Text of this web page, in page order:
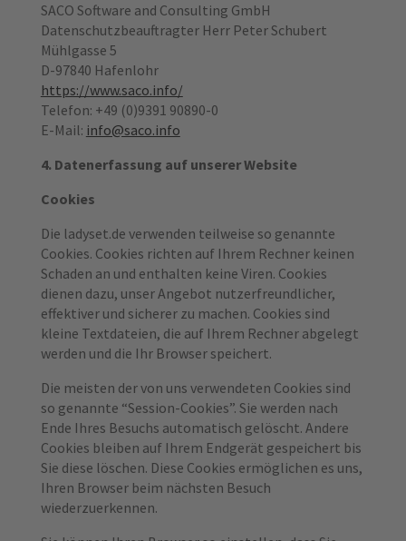
SACO Software and Consulting GmbH
Datenschutzbeauftragter Herr Peter Schubert
Mühlgasse 5
D-97840 Hafenlohr
​​​​​​​https://www.saco.info/
Telefon: +49 (0)9391 90890-0
E-Mail: info@saco.info
4. Datenerfassung auf unserer Website
Cookies
Die ladyset.de verwenden teilweise so genannte
Cookies. Cookies richten auf Ihrem Rechner keinen
Schaden an und enthalten keine Viren. Cookies
dienen dazu, unser Angebot nutzerfreundlicher,
effektiver und sicherer zu machen. Cookies sind
kleine Textdateien, die auf Ihrem Rechner abgelegt
werden und die Ihr Browser speichert.
Die meisten der von uns verwendeten Cookies sind
so genannte “Session-Cookies”. Sie werden nach
Ende Ihres Besuchs automatisch gelöscht. Andere
Cookies bleiben auf Ihrem Endgerät gespeichert bis
Sie diese löschen. Diese Cookies ermöglichen es uns,
Ihren Browser beim nächsten Besuch
wiederzuerkennen.